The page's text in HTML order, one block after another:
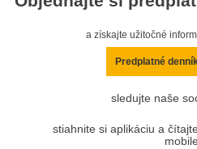
a získajte užitočné
Predplatné
sledujte naše
stiahnite si aplikáciu a
mobile